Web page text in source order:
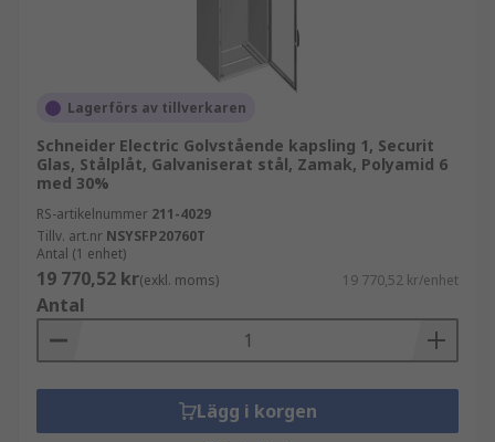
Lagerförs av tillverkaren
Schneider Electric Golvstående kapsling 1, Securit
Glas, Stålplåt, Galvaniserat stål, Zamak, Polyamid 6
med 30%
RS-artikelnummer 211-4029
Tillv. art.nr NSYSFP20760T
Antal (1 enhet)
19 770,52 kr(exkl. moms) 19 770,52 kr/enhet
Antal
Lägg i korgen